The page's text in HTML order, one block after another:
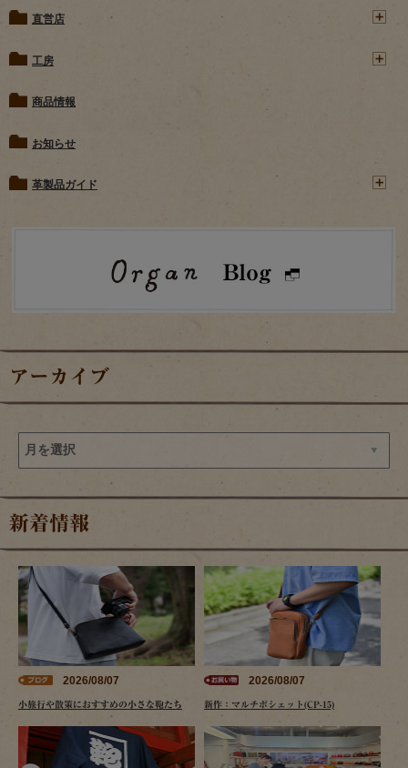
直営店
工房
商品情報
お知らせ
革製品ガイド
アーカイブ
新着情報
2026/08/07
小旅行や散策におすすめの小さな鞄たち
2026/08/07
新作：マルチポシェット(CP-15)